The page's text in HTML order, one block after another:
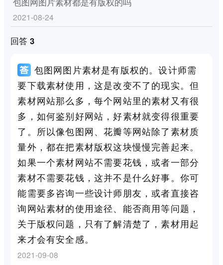
2021-08-24
回答 3
包图网图片素材是有版权的。设计师需
要下载素材使用，这是改变不了的现实。但
素材网站那么多，每个网站里的素材又有很
多，如何鉴别好网站，好素材就变得很重要
了。所以像包图网、花瓣等网站除了素材质
量外，都在把素材版权这块慢慢完善起来。
如果一个素材网站不需要花钱，或者一部分
素材不需要花钱，这并不是什么好事。你可
能需要多咨询一些设计师朋友，或者直接咨
询网站素材的使用途径、能否商用等问题，
关于版权问题，只有了解清楚了，素材用起
来才会有安全感。
2021-09-08